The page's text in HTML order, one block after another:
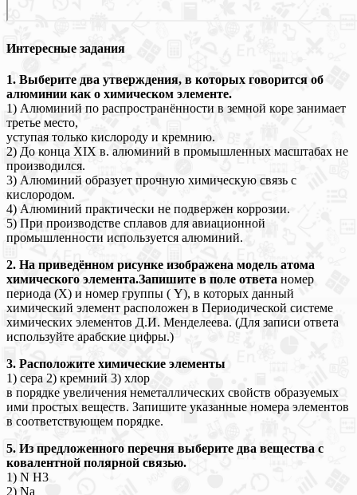
Интересные задания
1. Выберите два утверждения, в которых говорится об
алюминии как о химическом элементе.
1) Алюминий по распространённости в земной коре занимает
третье место,
уступая только кислороду и кремнию.
2) До конца XIX в. алюминий в промышленных масштабах не
производился.
3) Алюминий образует прочную химическую связь с
кислородом.
4) Алюминий практически не подвержен коррозии.
5) При производстве сплавов для авиационной
промышленности используется алюминий.
2. На приведённом рисунке изображена модель атома
химического элемента.Запишите в поле ответа номер
периода (Х) и номер группы ( Y), в которых данный
химический элемент расположен в Периодической системе
химических элементов Д.И. Менделеева. (Для записи ответа
используйте арабские цифры.)
3. Расположите химические элементы
1) сера 2) кремний 3) хлор
в порядке увеличения неметаллических свойств образуемых
ими простых веществ. Запишите указанные номера элементов
в соответствующем порядке.
5. Из предложенного перечня выберите два вещества с
ковалентной полярной связью.
1) N H3
2) Na